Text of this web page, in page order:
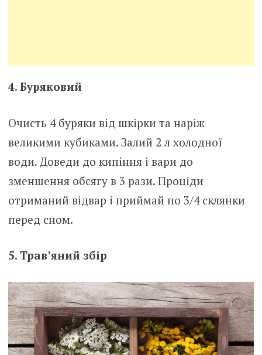
4. Буряковий
Очисть 4 буряки від шкірки та наріж
великими кубиками. Залий 2 л холодної
води. Доведи до кипіння і вари до
зменшення обсягу в 3 рази. Проціди
отриманий відвар і приймай по 3/4 склянки
перед сном.
5. Трав’яний збір